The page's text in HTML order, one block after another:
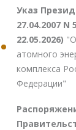
Указ
27.04.2007 N
22.05.2026)
атомного
комплекса
Федерации"